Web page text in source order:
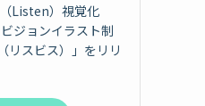
Listen）視覚化
ジョンイラスト制
リスビス）」をリリ